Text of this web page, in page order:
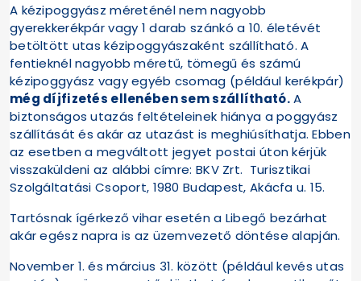
A kézipoggyász méreténél nem nagyobb
gyerekkerékpár vagy 1 darab szánkó a 10. életévét
betöltött utas kézipoggyászaként szállítható. A
fentieknél nagyobb méretű, tömegű és számú
kézipoggyász vagy egyéb csomag (például kerékpár)
még díjfizetés ellenében sem szállítható.A
biztonságos utazás feltételeinek hiánya a poggyász
szállítását és akár az utazást is meghiúsíthatja. Ebben
az esetben a megváltott jegyet postai úton kérjük
visszaküldeni az alábbi címre: BKV Zrt. Turisztikai
Szolgáltatási Csoport, 1980 Budapest, Akácfa u. 15.
Tartósnak ígérkező vihar esetén a Libegő bezárhat
akár egész napra is az üzemvezető döntése alapján.
November 1. és március 31. között (például kevés utas